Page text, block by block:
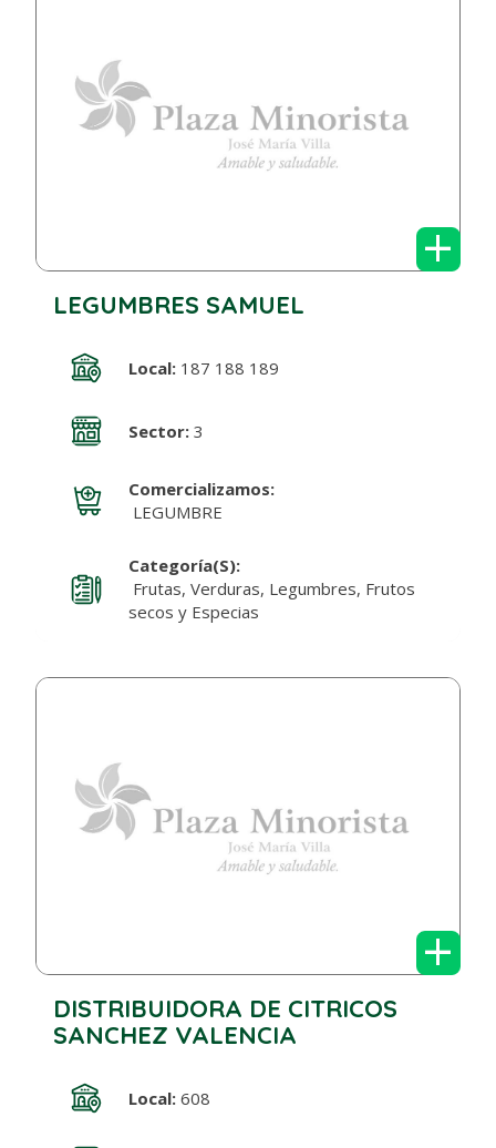
+
LEGUMBRES SAMUEL
Local:187 188 189
Sector:3
Comercializamos:
LEGUMBRE
Categoría(s):
Frutas, Verduras, Legumbres, Frutos
secos y Especias
+
DISTRIBUIDORA DE CITRICOS
SANCHEZ VALENCIA
Local:608